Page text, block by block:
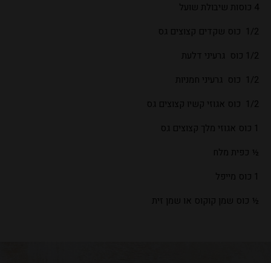
4 כוסות שיבולת שועל
1/2 כוס שקדים קצוצים גס
1/2 כוס גרעיני דלעת
1/2 כוס גרעיני חמניות
1/2 כוס אגוזי קשיו קצוצים גס
1 כוס אגוזי מלך קצוצים גס
½ כפית מלח
1 כוס מייפל
½ כוס שמן קוקוס או שמן זית